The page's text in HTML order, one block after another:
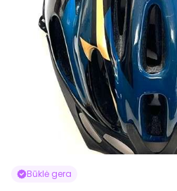
Būklė gera